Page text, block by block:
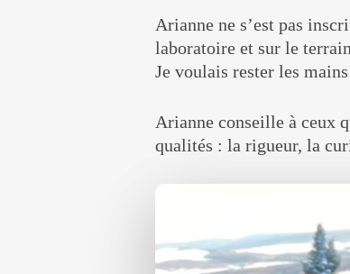
Arianne ne s’est pas
laboratoire et sur le
Je voulais rester les
Arianne conseille à ceux
qualités : la rigueur, la